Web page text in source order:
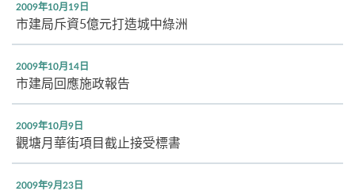
2009年10月19日
市建局斥資5億元打造城中綠洲
2009年10月14日
市建局回應施政報告
2009年10月9日
觀塘月華街項目截止接受標書
2009年9月23日